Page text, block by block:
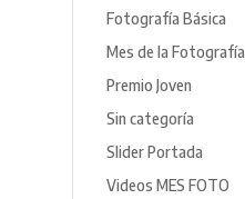
Fotografía Básica
Mes de la Fotografía
Premio Joven
Sin categoría
Slider Portada
Videos MES FOTO